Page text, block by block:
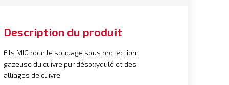
Description du produit
Fils MIG pour le soudage sous protection
gazeuse du cuivre pur désoxydulé et des
alliages de cuivre.